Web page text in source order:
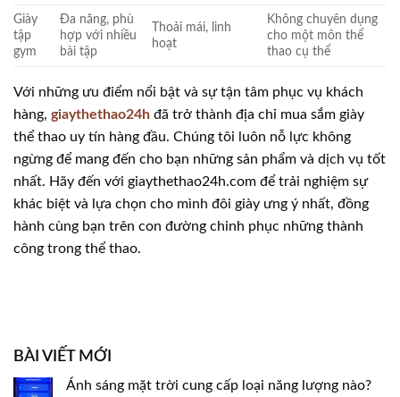
Giày
tập
gym
Đa năng, phù
hợp với nhiều
bài tập
Thoải mái, linh
hoạt
Không chuyên dụng
cho một môn thể
thao cụ thể
Với những ưu điểm nổi bật và sự tận tâm phục vụ khách
hàng, giaythethao24h đã trở thành địa chỉ mua sắm giày
thể thao uy tín hàng đầu. Chúng tôi luôn nỗ lực không
ngừng để mang đến cho bạn những sản phẩm và dịch vụ tốt
nhất. Hãy đến với giaythethao24h.com để trải nghiệm sự
khác biệt và lựa chọn cho mình đôi giày ưng ý nhất, đồng
hành cùng bạn trên con đường chinh phục những thành
công trong thể thao.
BÀI VIẾT MỚI
Ánh sáng mặt trời cung cấp loại năng lượng nào?